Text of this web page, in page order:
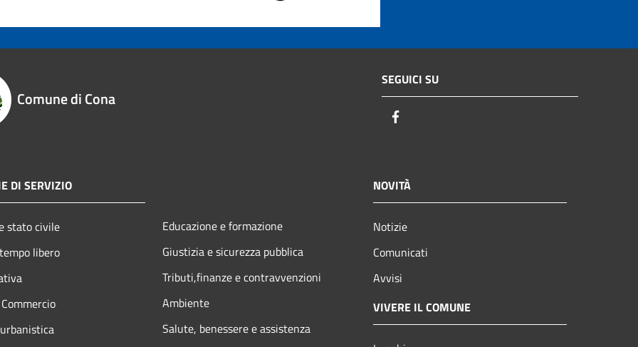
Comune di Cona
SEGUICI SU
DI SERVIZIO
stato civile
libero
Educazione e formazione
Giustizia e sicurezza pubblica
Tributi,finanze e contravvenzioni
Ambiente
Salute, benessere e assistenza
NOVITÀ
Notizie
Comunicati
Avvisi
VIVERE IL COMUNE